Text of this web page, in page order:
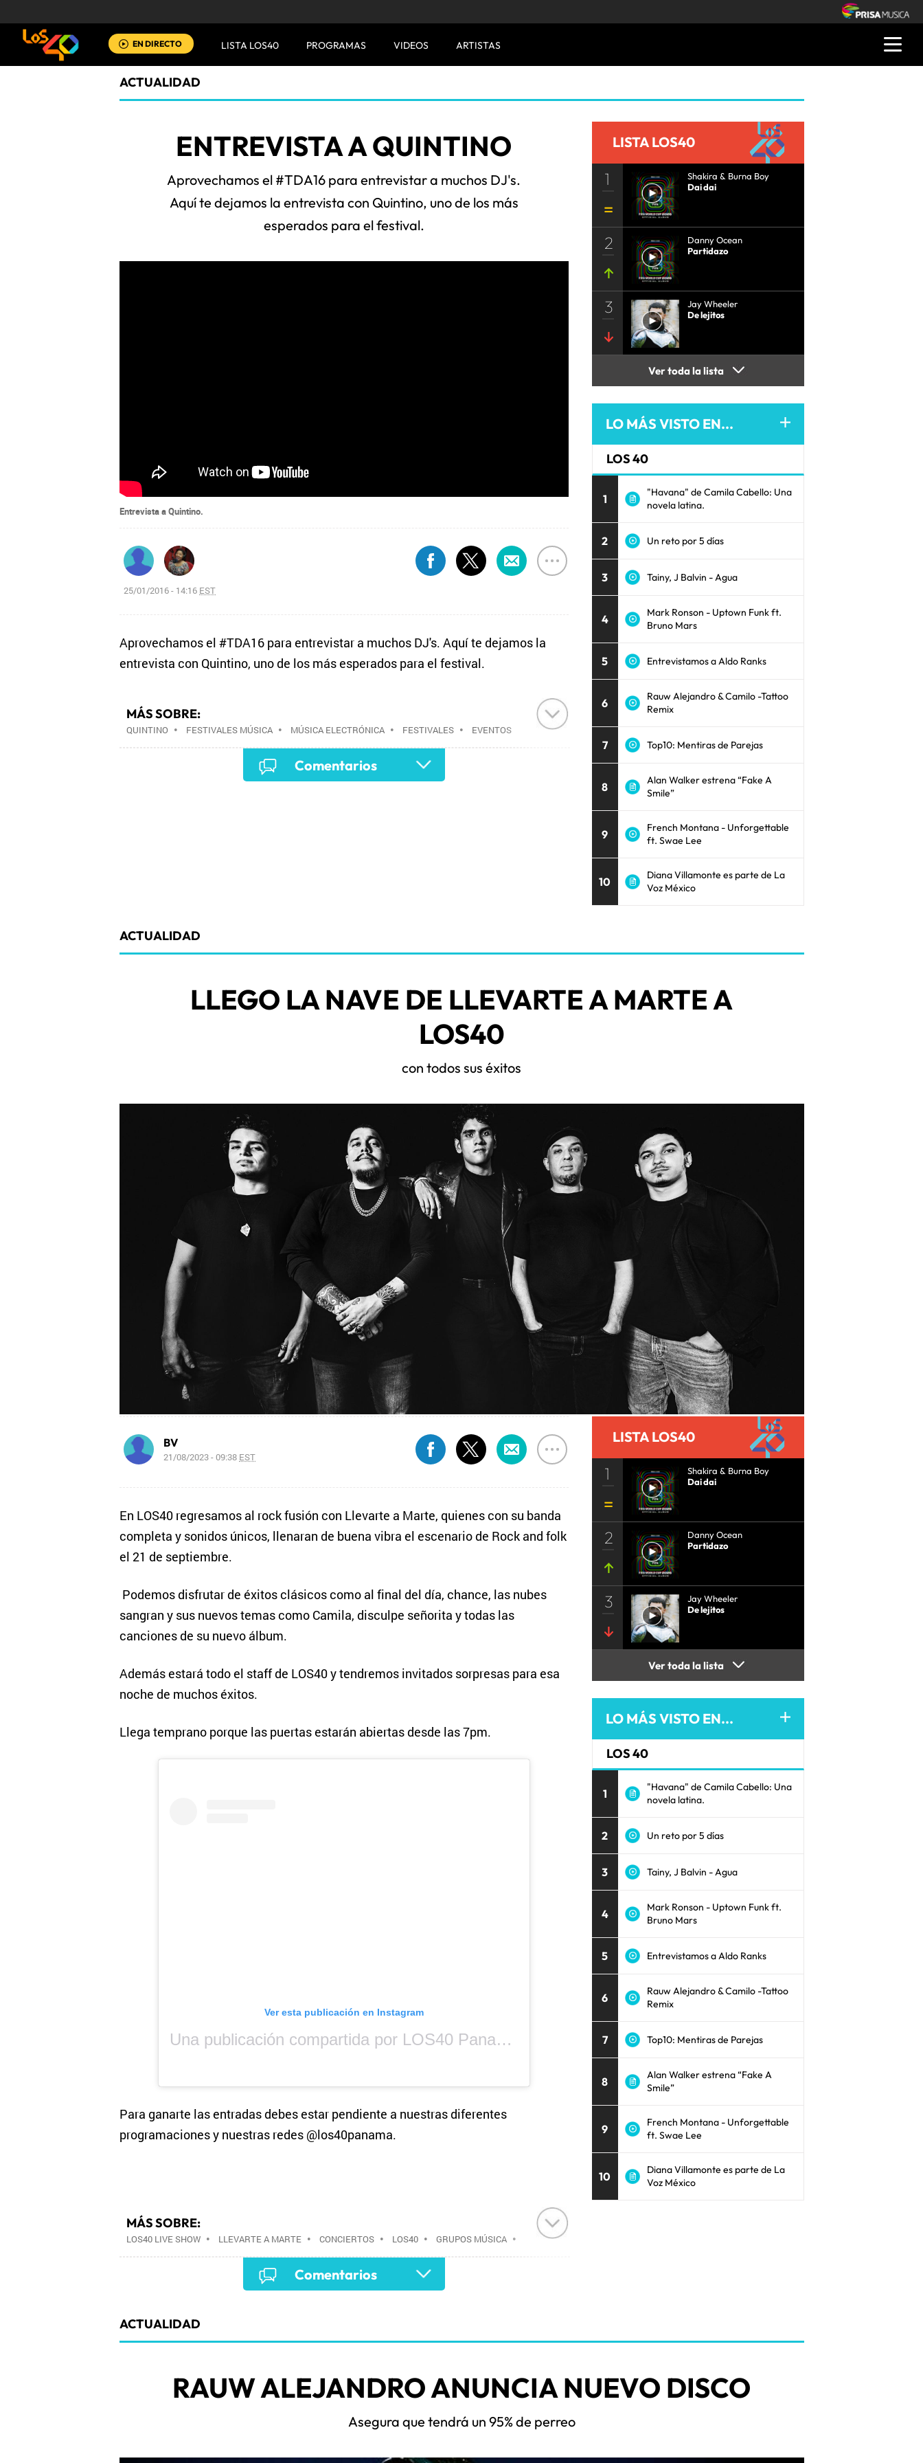
EN DIRECTO LISTA LOS40 PROGRAMAS VIDEOS ARTISTAS
ACTUALIDAD
ENTREVISTA A QUINTINO
Aprovechamos el #TDA16 para entrevistar a muchos DJ's.
Aquí te dejamos la entrevista con Quintino, uno de los más
esperados para el festival.
Entrevista a Quintino.
25/01/2016 - 14:16 EST
Aprovechamos el #TDA16 para entrevistar a muchos DJ's. Aquí te dejamos la
entrevista con Quintino, uno de los más esperados para el festival.
MÁS SOBRE:
QUINTINO • FESTIVALES MÚSICA• MÚSICA ELECTRÓNICA• FESTIVALES• EVENTOS
ESTILOS MUSICALES•MÚSICA•EVENTOS•SOCIEDAD
Comentarios
LISTA LOS40
1
Shakira & Burna Boy
Dai dai
2
Danny Ocean
Partidazo
3
Jay Wheeler
De lejitos
Ver toda la lista
LO MÁS VISTO EN...
LOS 40
1
"Havana" de Camila Cabello: Una
novela latina.
2 Un reto por 5 días
3 Tainy, J Balvin - Agua
4
Mark Ronson - Uptown Funk ft.
Bruno Mars
5 Entrevistamos a Aldo Ranks
6
Rauw Alejandro & Camilo -Tattoo
Remix
7 Top10: Mentiras de Parejas
8
Alan Walker estrena “Fake A
Smile”
9
French Montana - Unforgettable
ft. Swae Lee
10
Diana Villamonte es parte de La
Voz México
ACTUALIDAD
LLEGO LA NAVE DE LLEVARTE A MARTE A
LOS40
con todos sus éxitos
BV
21/08/2023 - 09:38 EST
En LOS40 regresamos al rock fusión con Llevarte a Marte, quienes con su banda
completa y sonidos únicos, llenaran de buena vibra el escenario de Rock and folk
el 21 de septiembre.
Podemos disfrutar de éxitos clásicos como al final del día, chance, las nubes
sangran y sus nuevos temas como Camila, disculpe señorita y todas las
canciones de su nuevo álbum.
Además estará todo el staff de LOS40 y tendremos invitados sorpresas para esa
noche de muchos éxitos.
Llega temprano porque las puertas estarán abiertas desde las 7pm.
Ver esta publicación en Instagram
Una publicación compartida por LOS40 Panamá (@los40panama)
Para ganarte las entradas debes estar pendiente a nuestras diferentes
programaciones y nuestras redes @los40panama.
MÁS SOBRE:
LOS40 LIVE SHOW• LLEVARTE A MARTE• CONCIERTOS• LOS40• GRUPOS MÚSICA•
PRISA RADIO•AGENDA CULTURAL•RADIO•
GRUPO PRISA•EVENTOS• CULTURA•
Comentarios
LISTA LOS40
1
Shakira & Burna Boy
Dai dai
2
Danny Ocean
Partidazo
3
Jay Wheeler
De lejitos
Ver toda la lista
LO MÁS VISTO EN...
LOS 40
1
"Havana" de Camila Cabello: Una
novela latina.
2 Un reto por 5 días
3 Tainy, J Balvin - Agua
4
Mark Ronson - Uptown Funk ft.
Bruno Mars
5 Entrevistamos a Aldo Ranks
6
Rauw Alejandro & Camilo -Tattoo
Remix
7 Top10: Mentiras de Parejas
8
Alan Walker estrena “Fake A
Smile”
9
French Montana - Unforgettable
ft. Swae Lee
10
Diana Villamonte es parte de La
Voz México
ACTUALIDAD
RAUW ALEJANDRO ANUNCIA NUEVO DISCO
Asegura que tendrá un 95% de perreo